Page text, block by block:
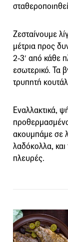
Ζεσταίνουμε
μέτρια προς
2-3′ από κάθε
εσωτερικό. Τα
τρυπητή
Εναλλακτικά,
ακουμπάμε σε
λαδόκολλα, και
πλευρές.